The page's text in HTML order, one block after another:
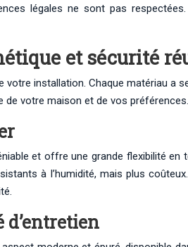
légales ne sont pas
et sécurité
installation. Chaque matériau
votre maison et de vos
et offre une grande flexibilité
à l’humidité, mais plus
d’entretien